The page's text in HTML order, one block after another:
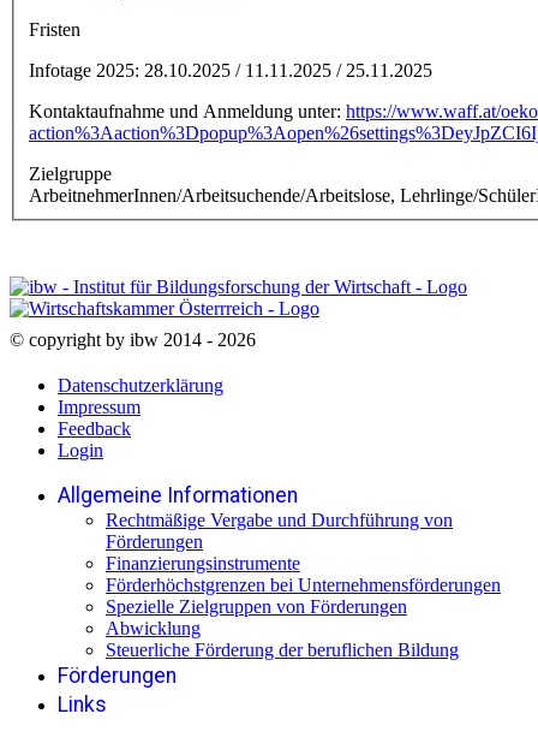
Fristen
Infotage 2025: 28.10.2025 / 11.11.2025 / 25.11.2025
Kontaktaufnahme und Anmeldung unter: https://www.waff.at/
Zielgruppe
ArbeitnehmerInnen/Arbeitsuchende/Arbeitslose, Lehrlinge/
© copyright by ibw 2014 - 2026
Datenschutzerklärung
Impressum
Feedback
Login
Allgemeine Informationen
Rechtmäßige Vergabe und Durchführung von
Förderungen
Finanzierungsinstrumente
Förderhöchstgrenzen bei Unternehmensförderungen
Spezielle Zielgruppen von Förderungen
Abwicklung
Steuerliche Förderung der beruflichen Bildung
Förderungen
Links